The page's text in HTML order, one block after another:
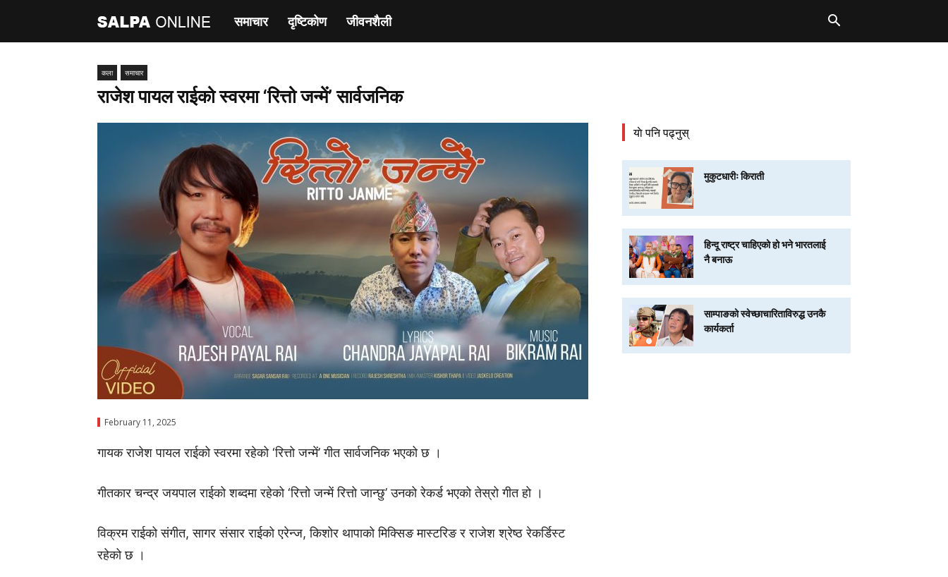
साल्पा
समाचार दृष्टिकाेण जीवनशैली
कला समाचार
राजेश पायल राईको स्वरमा ‘रित्तो जन्में’ सार्वजनिक
February 11, 2025
गायक राजेश पायल राईको स्वरमा रहेको ‘रित्तो जन्में’ गीत सार्वजनिक भएको छ ।
गीतकार चन्द्र जयपाल राईको शब्दमा रहेको ‘रित्तो जन्में रित्तो जान्छु’ उनको रेकर्ड भएको तेस्रो गीत हो ।
विक्रम राईको संगीत, सागर संसार राईको एरेन्ज, किशोर थापाको मिक्सिङ मास्टरिङ र राजेश श्रेष्ठ रेकर्डिस्ट
रहेको छ ।
याे पनि पढ्नुस्
मुकुटधारीः किराती
हिन्दू राष्ट्र चाहिएको हो भने भारतलाई
नै बनाऊ
साम्पाङको स्वेच्छाचारिताविरुद्ध उनकै
कार्यकर्ता